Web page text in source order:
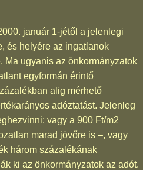
január 1-jétől a jelenlegi
és helyére az ingatlanok
Ma ugyanis az önkormányzatok
egyformán érintő
alig mérhető
adóztatást. Jelenleg
vagy a 900 Ft/m2
marad jövőre is –, vagy
három százalékának
ki az önkormányzatok az adót.